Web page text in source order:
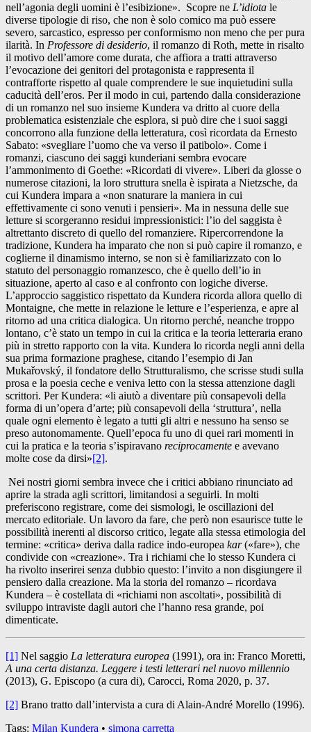
nell’agonia degli uomini è l’esibizione». Scopre ne L’idiota le
diverse tipologie di riso, che non è solo comico ma può essere
severo, sarcastico, espresso per conformismo non meno che per pura
ilarità. In Professore di desiderio, il romanzo di Roth, mette in risalto
il motivo dell’amore come durata, che affiora a tratti attraverso
l’evocazione dei genitori del protagonista e rappresenta il
contrafforte rispetto al quale comprendere le sue inquietudini sulla
caducità dell’eros. Per il modo in cui, partendo dalla considerazione
di un romanzo nel suo insieme Kundera va dritto al cuore della
problematica esistenziale che esplora, si può dire che i suoi saggi
concorrono alla funzione della letteratura, così ricordata da Ernesto
Sabato: «svegliare l’uomo che va verso il patibolo». Come i
romanzi, ciascuno dei saggi kunderiani sembra evocare
l’ammonimento di Goethe: «Ricordati di vivere». Liberi da glosse o
numerose citazioni, la loro struttura snella è ispirata a Nietzsche, da
cui Kundera impara a «non snaturare la maniera in cui
effettivamente ci sono venuti i pensieri». Ma in nessuna delle sue
letture si scorgeranno residui impressionistici: l’io del saggista è
altrettanto discreto di quello del romanziere. Ripercorrendone la
tradizione, Kundera ha imparato che non si può capire il romanzo, e
coglierne il dinamismo interno, se non si è familiarizzato con lo
statuto del personaggio romanzesco, che è quello dell’io in
situazione, aperto al caso e al confronto con logiche diverse.
L’approccio saggistico rispettato da Kundera ricorda allora quello di
Montaigne, che mette in relazione le letture e l’esperienza, e apre al
ritorno ad una critica dialogica. Un ritorno perché, neanche troppo
lontano, c’è stato un tempo in cui la critica e la teoria letteraria erano
più in stretto rapporto con la vita. Kundera lo ricorda negli anni della
sua prima formazione praghese, citando l’esempio di Jan
Mukařovský, il fondatore dello Strutturalismo, che scrisse studi sulla
prosa e la poesia ceche e veniva letto con la stessa attenzione dagli
scrittori. Per Kundera: «li aiutò a diventare più consapevoli della
forma di un’opera d’arte; più consapevoli della ‘struttura’, nella
quale ogni elemento è legato a tutti gli altri e nessuno ha senso se
preso autonomamente. Quell’epoca fu uno di quei rari momenti in
cui la pratica e la teoria s’ispiravano reciprocamente e avevano
molte cose da dirsi»[2].
Nei nostri giorni sembra invece che i critici abbiano rinunciato ad
aprire la strada agli scrittori, limitandosi a seguirli. In molti
preferiscono registrare, come dei sismologi, le oscillazioni del
mercato editoriale. Un lavoro da fare, che però non esaurisce tutte le
possibilità inerenti al discorso critico, legate alla stessa etimologia del
termine: «critica» deriva dalla radice indo-europea kar(«fare»), che
condivide con «creazione». Tra i richiami che lo stesso Kundera ci
ha rivolto inserirei senza dubbio questo: l’invito a non disgiungere il
pensiero dalla creazione. Ma la storia del romanzo – ricordava
Kundera – è costellata di «richiami non ascoltati», possibilità di
sviluppo intraviste dagli autori che l’hanno resa grande, poi
dimenticate.
[1] Nel saggio La letteratura europea (1991), ora in: Franco Moretti,
A una certa distanza. Leggere i testi letterari nel nuovo millennio
(2013), G. Episcopo (a cura di), Carocci, Roma 2020, p. 37.
[2] Brano tratto dall’intervista a cura di Alain-André Morello (1996).
Tags: Milan Kundera • simona carretta